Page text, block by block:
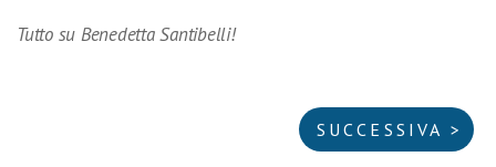
Tutto su Benedetta Santibelli!
SUCCESSIVA >